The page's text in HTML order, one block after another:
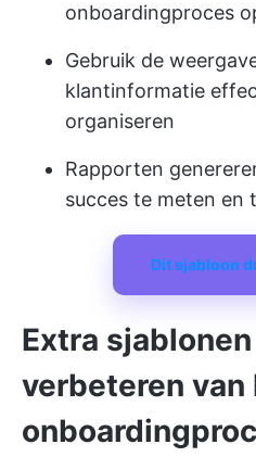
onboardingproces
Gebruik de
klantinformatie
organiseren
Rapporten
succes te meten en
Dit sjabloon
Extra
verbeteren van